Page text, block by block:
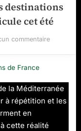
destinations
cet été
commentairesur
7
des
de France
la Méditerranée
à répétition et les
en
cette réalité